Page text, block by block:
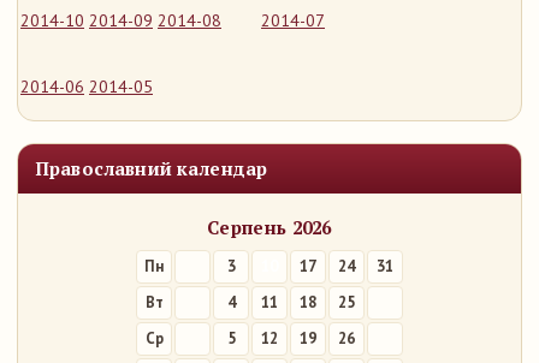
2014-10 2014-09 2014-08 2014-07
2014-06 2014-05
Православний календар
Серпень 2026
Пн 3 17 24
31
Вт
4 11 18
25
Ср
5 12 19
26